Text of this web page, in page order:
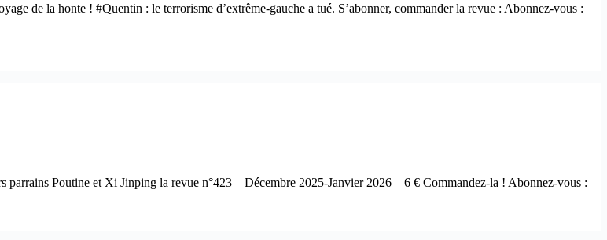
de la honte ! #Quentin : le terrorisme d’extrême-gauche a tué. S’abonner, commander la revue : Abonnez-vous :
Poutine et Xi Jinping la revue n°423 – Décembre 2025-Janvier 2026 – 6 € Commandez-la ! Abonnez-vous :